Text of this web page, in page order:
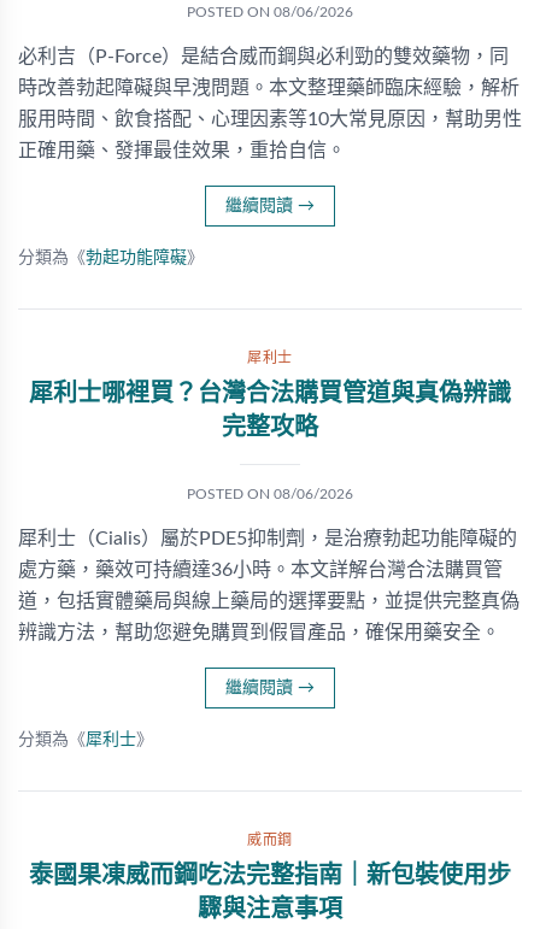
POSTED ON 08/06/2026
必利吉（P-Force）是結合威而鋼與必利勁的雙效藥物，同
時改善勃起障礙與早洩問題。本文整理藥師臨床經驗，解析
服用時間、飲食搭配、心理因素等10大常見原因，幫助男性
正確用藥、發揮最佳效果，重拾自信。
繼續閱讀 →
分類為《勃起功能障礙》
犀利士
犀利士哪裡買？台灣合法購買管道與真偽辨識
完整攻略
POSTED ON 08/06/2026
犀利士（Cialis）屬於PDE5抑制劑，是治療勃起功能障礙的
處方藥，藥效可持續達36小時。本文詳解台灣合法購買管
道，包括實體藥局與線上藥局的選擇要點，並提供完整真偽
辨識方法，幫助您避免購買到假冒產品，確保用藥安全。
繼續閱讀 →
分類為《犀利士》
威而鋼
泰國果凍威而鋼吃法完整指南｜新包裝使用步
驟與注意事項